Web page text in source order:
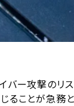
バー攻撃のリ
ることが急務と